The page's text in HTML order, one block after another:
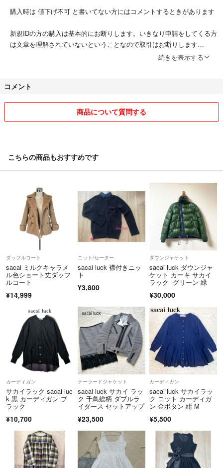
購入時は 値下げ不可 と書いてない方にはコメントするときがあります
新規IDの方の購入は基本的にお断りします。いきなり申請をしてくる方
は文章を理解されていないということなので取引はお断りします
・値下げ交渉、取り置き、返品、クレーム、新規IDの方の入札、評価内
・ペットなし、タバコ吸いません
続きを表示する
コメント
商品について質問する
こちらの商品もおすすめです
ダッフルコート
sacai ミルクキャラメ
ル色ショート丈ダッフ
ルコート
¥14,999
ニット/セーター
sacai luck 襟付きニッ
ト
¥3,800
ダウンジャケット
sacai luck ダウンジャ
ケット カーキ サカイ
ラック グリーン 緑
¥30,000
カーディガン
サカイラック sacai luc
k 黒 カーディガン ブ
ラック
¥10,700
テーラードジャケット
sacai luck サカイ ラッ
ク 千鳥総柄 ダブルラ
イダース セットアップ
¥23,500
カーディガン
sacai luck サカイラッ
ク ニット カーディガ
ン 金ボタン 紺 M
¥5,500